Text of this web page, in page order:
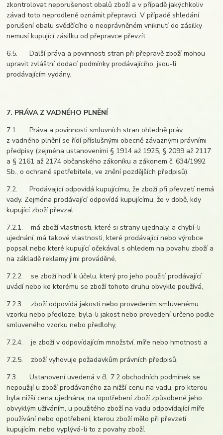
zkontrolovat neporušenost obalů zboží a v případě jakýchkoliv
závad toto neprodleně oznámit přepravci. V případě shledání
porušení obalu svědčícího o neoprávněném vniknutí do zásilky
nemusí kupující zásilku od přepravce převzít.
6.5. Další práva a povinnosti stran při přepravě zboží mohou
upravit zvláštní dodací podmínky prodávajícího, jsou-li
prodávajícím vydány.
7. PRÁVA Z VADNÉHO PLNĚNÍ
7.1. Práva a povinnosti smluvních stran ohledně práv
z vadného plnění se řídí příslušnými obecně závaznými právními
předpisy (zejména ustanoveními § 1914 až 1925, § 2099 až 2117
a § 2161 až 2174 občanského zákoníku a zákonem č. 634/1992
Sb., o ochraně spotřebitele, ve znění pozdějších předpisů).
7.2. Prodávající odpovídá kupujícímu, že zboží při převzetí nemá
vady. Zejména prodávající odpovídá kupujícímu, že v době, kdy
kupující zboží převzal:
7.2.1. má zboží vlastnosti, které si strany ujednaly, a chybí-li
ujednání, má takové vlastnosti, které prodávající nebo výrobce
popsal nebo které kupující očekával s ohledem na povahu zboží a
na základě reklamy jimi prováděné,
7.2.2. se zboží hodí k účelu, který pro jeho použití prodávající
uvádí nebo ke kterému se zboží tohoto druhu obvykle používá,
7.2.3. zboží odpovídá jakostí nebo provedením smluvenému
vzorku nebo předloze, byla-li jakost nebo provedení určeno podle
smluveného vzorku nebo předlohy,
7.2.4. je zboží v odpovídajícím množství, míře nebo hmotnosti a
7.2.5. zboží vyhovuje požadavkům právních předpisů.
7.3. Ustanovení uvedená v čl. 7.2 obchodních podmínek se
nepoužijí u zboží prodávaného za nižší cenu na vadu, pro kterou
byla nižší cena ujednána, na opotřebení zboží způsobené jeho
obvyklým užíváním, u použitého zboží na vadu odpovídající míře
používání nebo opotřebení, kterou zboží mělo při převzetí
kupujícím, nebo vyplývá-li to z povahy zboží.